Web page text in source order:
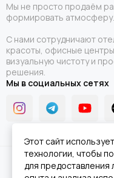
Мы не просто продаём
формировать атмосферу.
С нами сотрудничают
красоты, офисные
визуальную чистоту и
решения.
Мы в социальных сетях
2026 ©
Этот сайт
технологии, чтобы
для предоставления